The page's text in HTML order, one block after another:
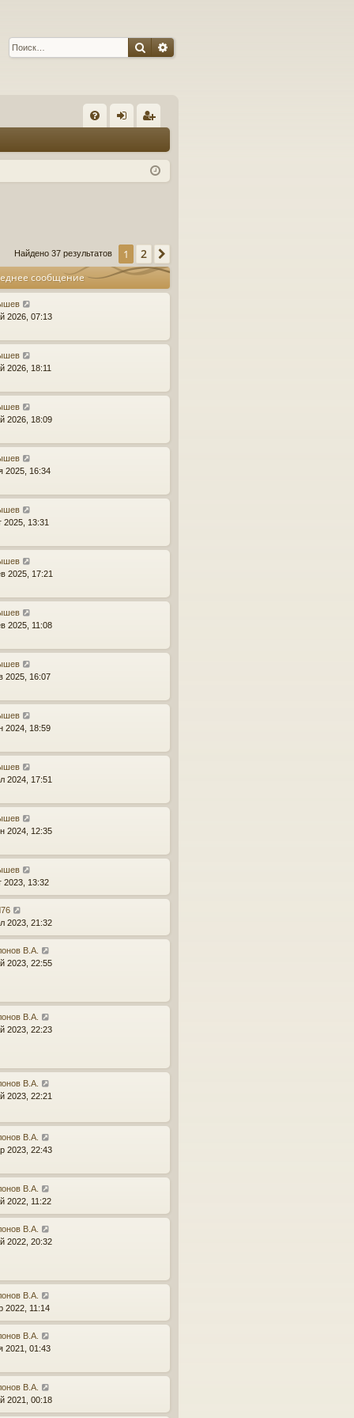
ПоискРасширенный поиск
Q д ис
Найдено 37 результатов 1 2
сообщение
2026, 07:13
2026, 18:11
2026, 18:09
2025, 16:34
2025, 13:31
2025, 17:21
2025, 11:08
2025, 16:07
2024, 18:59
2024, 17:51
2024, 12:35
2023, 13:32
2023, 21:32
В.А.
2023, 22:55
В.А.
2023, 22:23
В.А.
2023, 22:21
В.А.
2023, 22:43
В.А.
2022, 11:22
В.А.
2022, 20:32
В.А.
2022, 11:14
В.А.
2021, 01:43
В.А.
2021, 00:18